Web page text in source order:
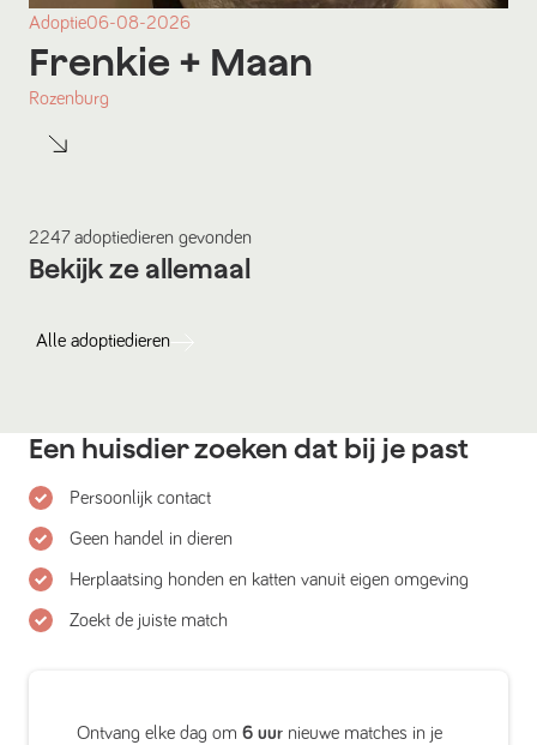
Adoptie06-08-2026
Frenkie + Maan
Rozenburg
2247 adoptiedieren gevonden
Bekijk ze allemaal
Alle adoptiedieren
Een huisdier zoeken dat bij je past
Persoonlijk contact
Geen handel in dieren
Herplaatsing honden en katten vanuit eigen omgeving
Zoekt de juiste match
Ontvang elke dag om 6 uur nieuwe matches in je